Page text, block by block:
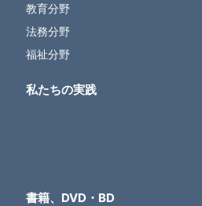
教育分野
法務分野
福祉分野
私たちの実践
書籍、DVD・BD